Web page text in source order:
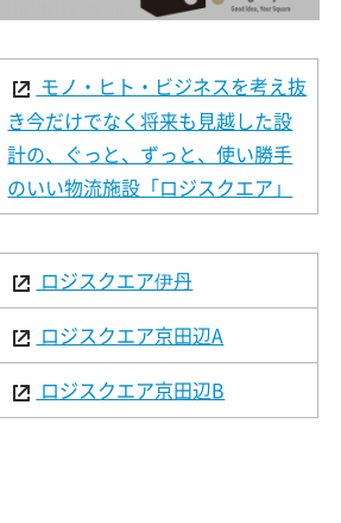
モノ・ヒト・ビジネスを考え抜
き今だけでなく将来も見越した設
計の、ぐっと、ずっと、使い勝手
のいい物流施設「ロジスクエア」
ロジスクエア伊丹
ロジスクエア京田辺A
ロジスクエア京田辺B